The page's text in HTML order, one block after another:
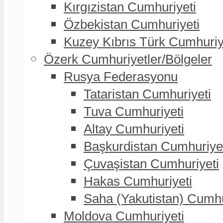
Kırgızistan Cumhuriyeti
Özbekistan Cumhuriyeti
Kuzey Kıbrıs Türk
Özerk Cumhuriyetler/Bölgeler
Rusya Federasyonu
Tataristan Cumhuriyeti
Tuva Cumhuriyeti
Altay Cumhuriyeti
Başkurdistan
Çuvaşistan Cumhuriyeti
Hakas Cumhuriyeti
Saha (Yakutistan)
Moldova Cumhuriyeti